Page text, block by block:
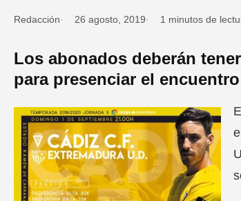
Redacción 26 agosto, 2019 1 minutos de
Los abonados deberán
para presenciar el encuentro